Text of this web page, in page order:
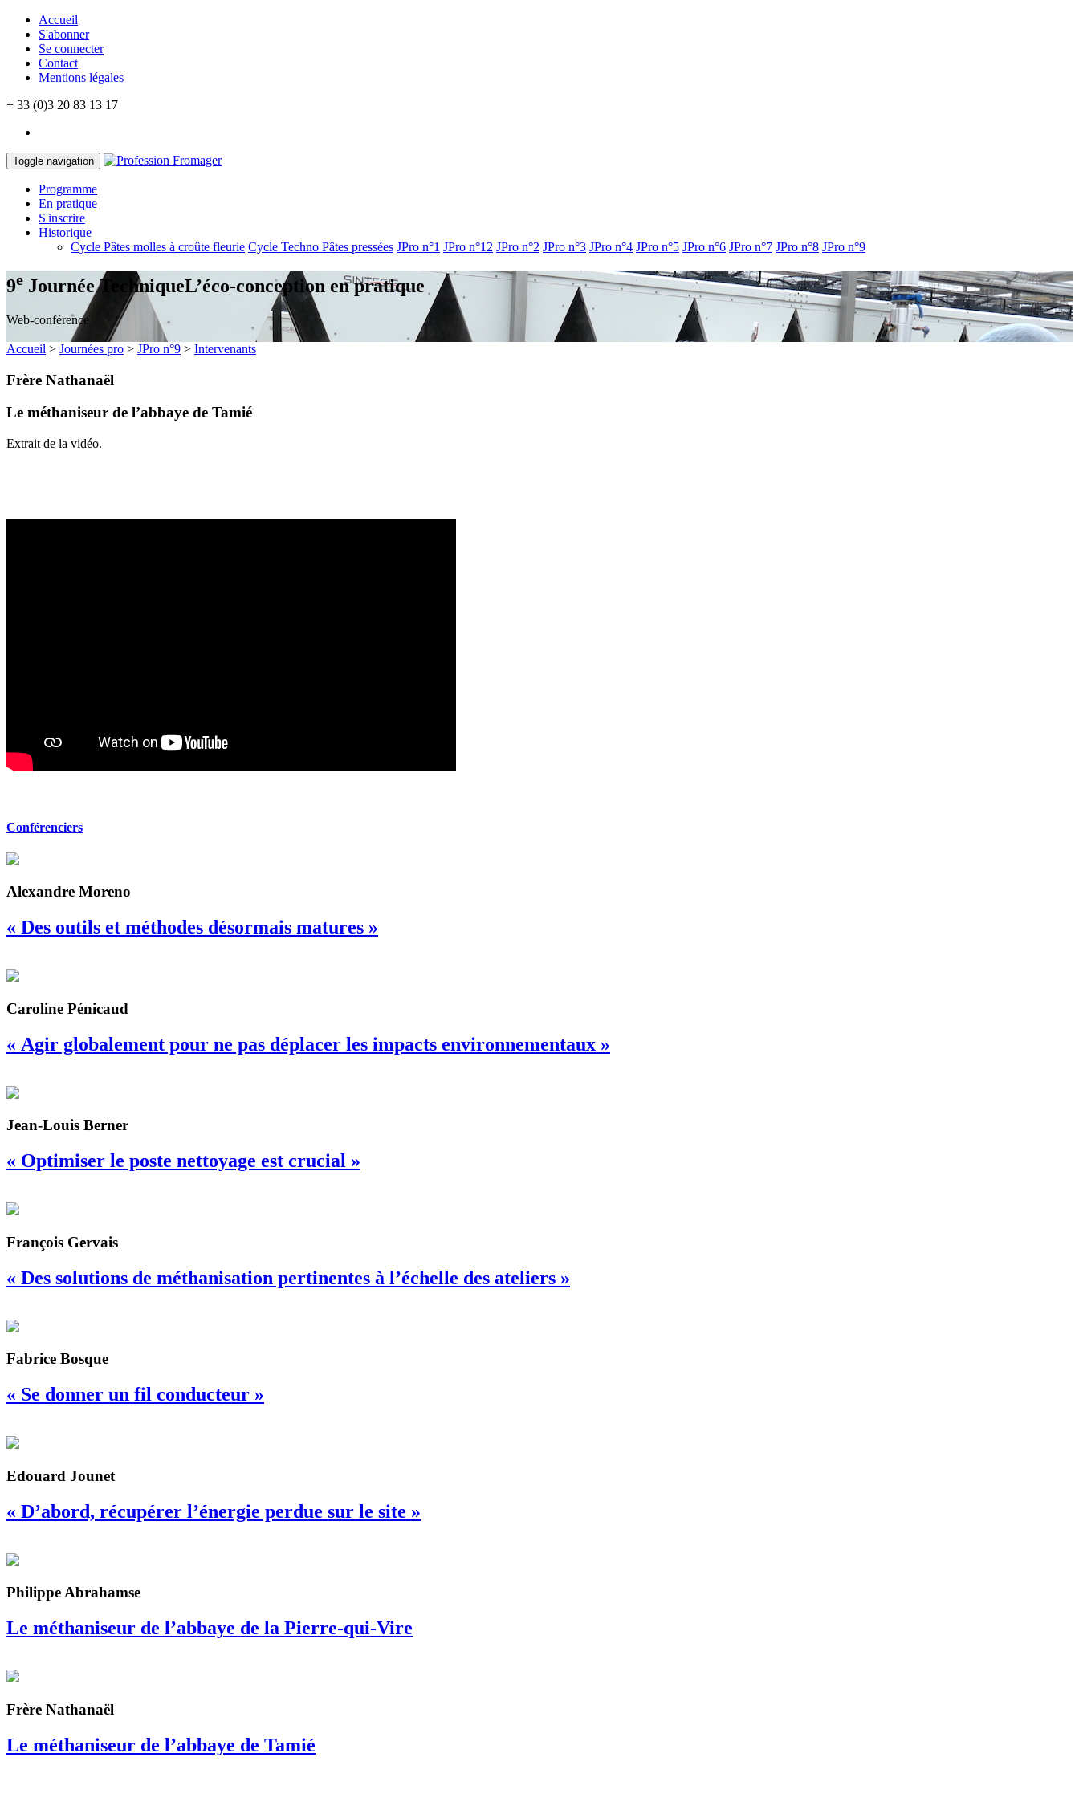
Accueil
S'abonner
Se connecter
Contact
Mentions légales
+ 33 (0)3 20 83 13 17
Toggle navigation
Programme
En pratique
S'inscrire
Historique
Cycle Pâtes molles à croûte fleurie Cycle Techno Pâtes pressées JPro n°1 JPro n°12 JPro n°2 JPro n°3 JPro n°4 JPro n°5 JPro n°6 JPro n°7 JPro n°8 JPro n°9
9e Journée TechniqueL’éco-conception en pratique
Web-conférence
Accueil > Journées pro > JPro n°9 > Intervenants
Frère Nathanaël
Le méthaniseur de l’abbaye de Tamié
Extrait de la vidéo.
Conférenciers
Alexandre Moreno
« Des outils et méthodes désormais matures »
Caroline Pénicaud
« Agir globalement pour ne pas déplacer les impacts environnementaux »
Jean-Louis Berner
« Optimiser le poste nettoyage est crucial »
François Gervais
« Des solutions de méthanisation pertinentes à l’échelle des ateliers »
Fabrice Bosque
« Se donner un fil conducteur »
Edouard Jounet
« D’abord, récupérer l’énergie perdue sur le site »
Philippe Abrahamse
Le méthaniseur de l’abbaye de la Pierre-qui-Vire
Frère Nathanaël
Le méthaniseur de l’abbaye de Tamié